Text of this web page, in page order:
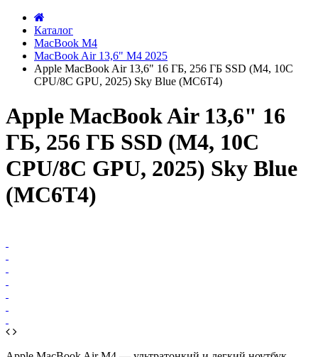
Каталог
MacBook M4
MacBook Air 13,6" M4 2025
Apple MacBook Air 13,6" 16 ГБ, 256 ГБ SSD (M4, 10C
CPU/8C GPU, 2025) Sky Blue (MC6T4)
Apple MacBook Air 13,6" 16
ГБ, 256 ГБ SSD (M4, 10C
CPU/8C GPU, 2025) Sky Blue
(MC6T4)